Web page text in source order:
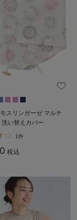
モスリンガーゼ マルチ
い替えカバー
1件
税込